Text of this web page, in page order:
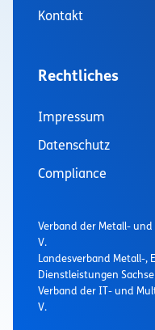
Kontakt
Rechtliches
Impressum
Datenschutz
Compliance
Verband der Metall-
V.
Landesverband Metall-,
Dienstleistungen
Verband der IT- und
V.